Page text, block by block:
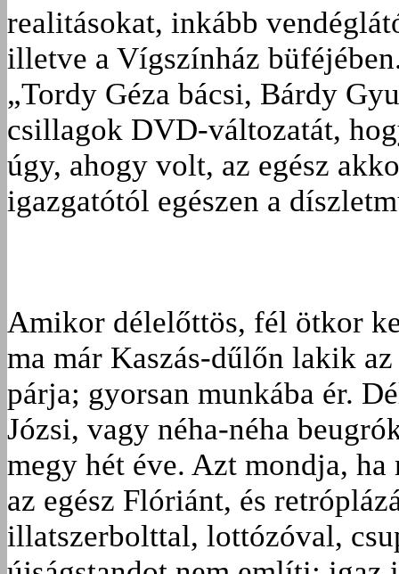
realitásokat, inkább
illetve a Vígszínház
„Tordy Géza bácsi, Bárdy
csillagok DVD-változatát,
úgy, ahogy volt, az egész
igazgatótól egészen a
Amikor délelőttös, fél ötkor
ma már Kaszás-dűlőn lakik
párja; gyorsan munkába ér.
Józsi, vagy néha-néha
megy hét éve. Azt mondja,
az egész Flóriánt, és
illatszerbolttal, lottózóval,